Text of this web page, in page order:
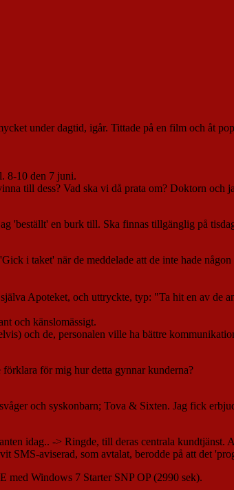
under dagtid, igår. Tittade på en film och åt
8-10 den 7 juni.
till dess? Vad ska vi då prata om? Doktorn och
'beställt' en burk till. Ska finnas tillgänglig på
i taket' när de meddelade att de inte hade
Apoteket, och uttryckte, typ: "Ta hit en av de
och känslomässigt.
och de, personalen ville ha bättre
för mig hur detta gynnar kunderna?
och syskonbarn; Tova & Sixten. Jag fick
idag.. -> Ringde, till deras centrala
SMS-aviserad, som avtalat, berodde på att det
med Windows 7 Starter SNP OP (2990 sek).